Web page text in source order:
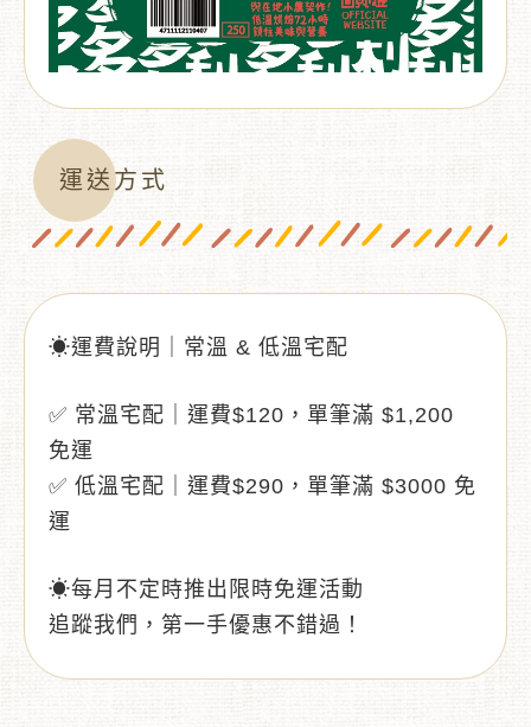
運送方式
☀運費說明｜常溫 & 低溫宅配
✅ 常溫宅配｜運費$120，單筆滿 $1,200
免運
✅ 低溫宅配｜運費$290，單筆滿 $3000 免
運
☀每月不定時推出限時免運活動
追蹤我們，第一手優惠不錯過！